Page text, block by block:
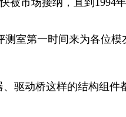
室第一时间来为各位模
驱动桥这样的结构组